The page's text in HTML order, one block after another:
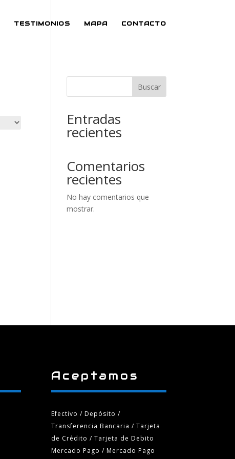
TESTIMONIOS MAPA CONTACTO
Buscar
Entradas
recientes
Comentarios
recientes
No hay comentarios que
mostrar.
Aceptamos
Efectivo / Depósito /
Transferencia Bancaria/ Tarjeta
de Crédito / Tarjeta de Debito
Mercado Pago / Mercado Pago